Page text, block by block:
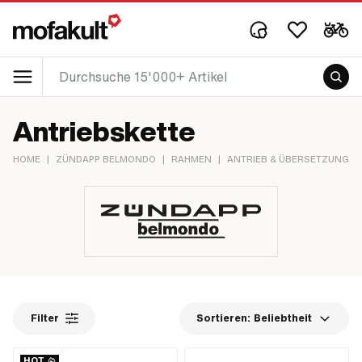
Antriebskette
HOME | ZÜNDAPP BELMONDO | RAHMEN | ANTRIEB & ÜBERSETZUNG
Filter Sortieren: Beliebtheit